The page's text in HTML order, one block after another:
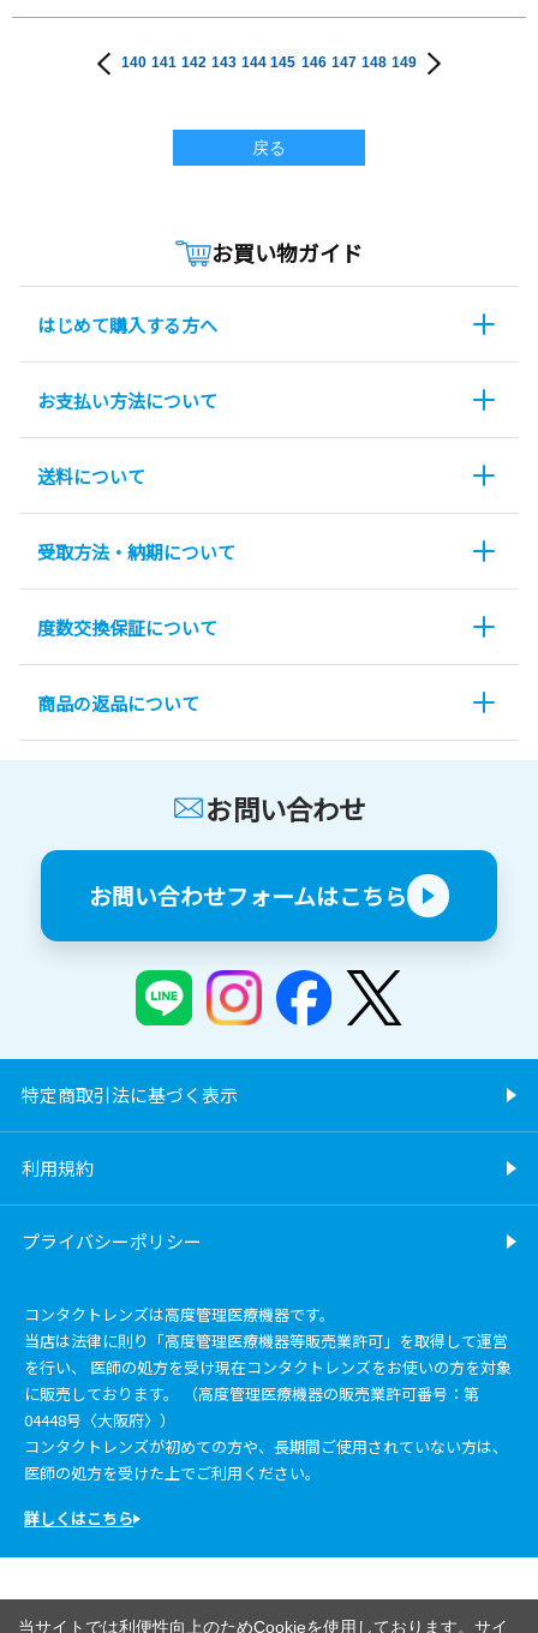
140 141 142 143 144 145 146 147 148 149
戻る
お買い物ガイド
はじめて購入する方へ
お支払い方法について
送料について
受取方法・納期について
度数交換保証について
商品の返品について
お問い合わせ
お問い合わせフォームはこちら
特定商取引法に基づく表示
利用規約
プライバシーポリシー
コンタクトレンズは高度管理医療機器です。
当店は法律に則り「高度管理医療機器等販売業許可」を取得して運営
を行い、 医師の処方を受け現在コンタクトレンズをお使いの方を対象
に販売しております。 （高度管理医療機器の販売業許可番号：第
04448号〈大阪府〉）
コンタクトレンズが初めての方や、長期間ご使用されていない方は、
医師の処方を受けた上でご利用ください。
詳しくはこちら
当サイトでは利便性向上のためCookieを使用しております。サイ